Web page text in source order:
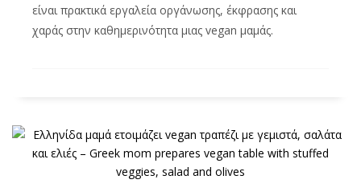
είναι πρακτικά εργαλεία οργάνωσης, έκφρασης και
χαράς στην καθημερινότητα μιας vegan μαμάς.